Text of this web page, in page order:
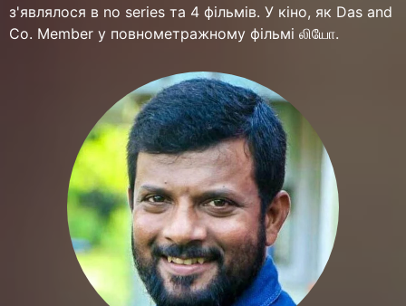
з'являлося в no series та 4 фільмів. У кіно, як Das and
Co. Member у повнометражному фільмі லியோ.